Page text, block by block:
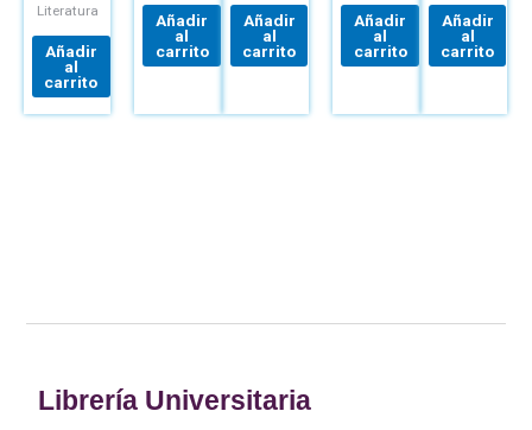
Literatura
Añadir
al
carrito
Añadir
al
carrito
Añadir
al
carrito
Añadir
al
carrito
JARAMILLO
LEVI
Añadir
al
carrito
Librería Universitaria